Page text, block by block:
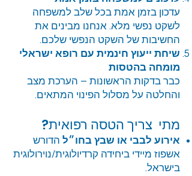
עדכון בזמן אמת בכל שלב למשפחה
לשקט נפשי מלא. אנחנו מבינים את
החשיבות של השקט הנפשי שלכם.
שיחת ייעוץ חינמית עם רופא ישראלי
מומחה בהטסות
כבר בדקות הראשונות – הערכת מצב
והחלטה על מסלול הפינוי המתאים.
מתי צריך הטסה רפואית?
אירוע לבבי או שבץ בחו״ל הדורש
אשפוז מיידי ביחידה קרדיולוגית/נוירולוגית
בישראל.